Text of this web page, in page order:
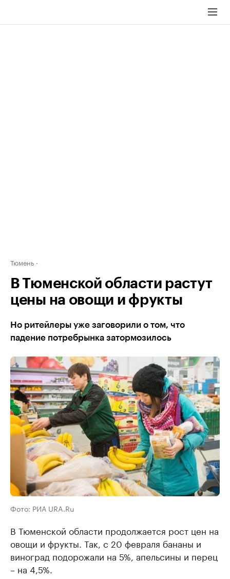
Тюмень
В Тюменской области растут
цены на овощи и фрукты
Но ритейлеры уже заговорили о том, что
падение потребрынка затормозилось
Фото: РИА URA.Ru
В Тюменской области продолжается рост цен на
овощи и фрукты. Так, с 20 февраля бананы и
виноград подорожали на 5%, апельсины и перец
– на 4,5%.